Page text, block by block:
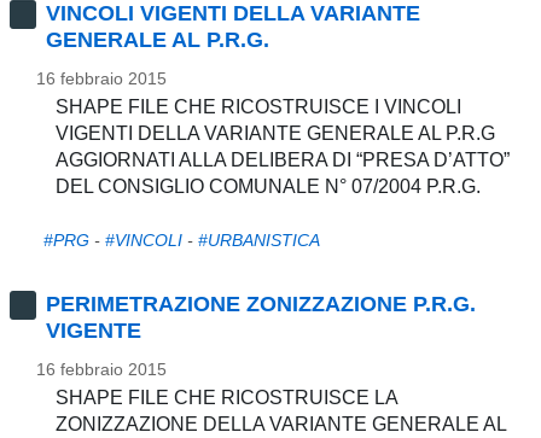
VINCOLI VIGENTI DELLA VARIANTE
GENERALE AL P.R.G.
16 febbraio 2015
SHAPE FILE CHE RICOSTRUISCE I VINCOLI
VIGENTI DELLA VARIANTE GENERALE AL P.R.G
AGGIORNATI ALLA DELIBERA DI “PRESA D’ATTO”
DEL CONSIGLIO COMUNALE N° 07/2004 P.R.G.
#PRG- #VINCOLI- #URBANISTICA
PERIMETRAZIONE ZONIZZAZIONE P.R.G.
VIGENTE
16 febbraio 2015
SHAPE FILE CHE RICOSTRUISCE LA
ZONIZZAZIONE DELLA VARIANTE GENERALE AL